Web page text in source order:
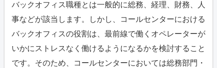
バックオフィス職種とは一般的に総務、経理、財務、人
事などが該当します。しかし、コールセンターにおける
バックオフィスの役割は、最前線で働くオペレーターが
いかにストレスなく働けるようになるかを検討すること
です。そのため、コールセンターにおいては総務部門・